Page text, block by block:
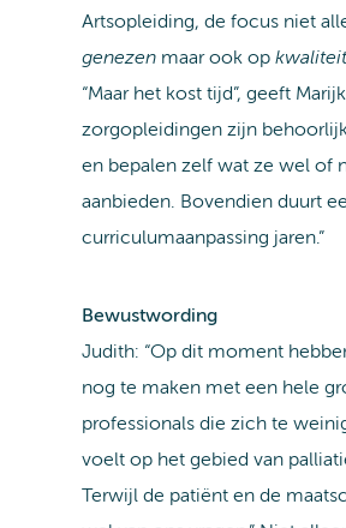
Artsopleiding, de focus niet
genezenmaar ook op
“Maar het kost tijd”, geeft
zorgopleidingen zijn
en bepalen zelf wat ze wel of
aanbieden. Bovendien duurt
curriculumaanpassing jaren.”
Bewustwording
Judith: “Op dit moment
nog te maken met een hele
professionals die zich te
voelt op het gebied van
Terwijl de patiënt en de